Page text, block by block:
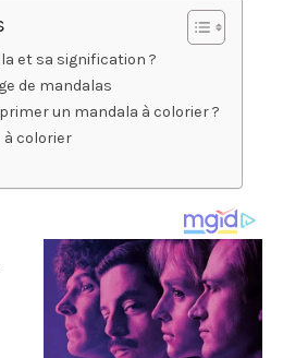
et sa signification ?
de mandalas
un mandala à colorier ?
à colorier